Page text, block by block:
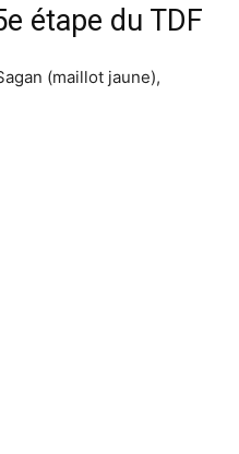
étape du TDF
(maillot jaune),